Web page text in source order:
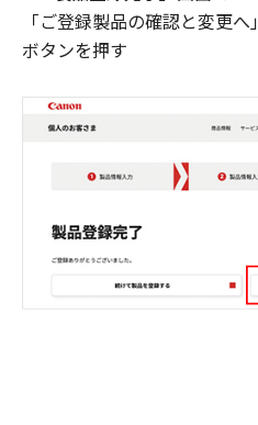
「ご登録製品の確認と変更へ」
ボタンを押す